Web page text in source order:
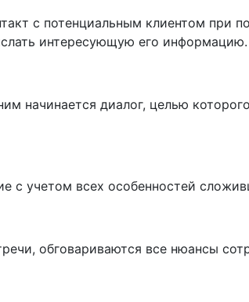
с потенциальным клиентом при
интересующую его информацию.
начинается диалог, целью
с учетом всех особенностей
обговариваются все нюансы